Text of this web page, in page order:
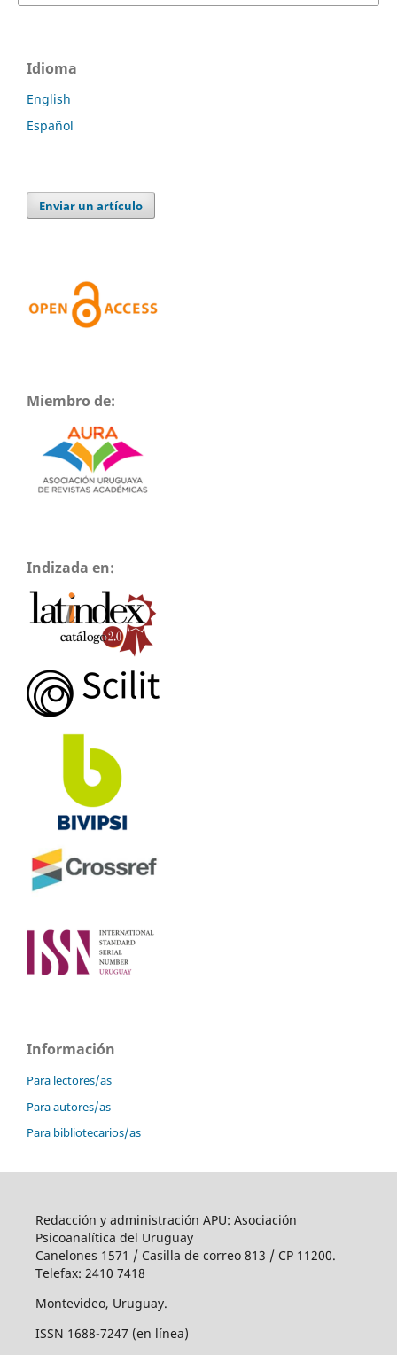
Idioma
English
Español
Enviar un artículo
Miembro de:
Indizada en:
Información
Para lectores/as
Para autores/as
Para bibliotecarios/as
Redacción y administración APU: Asociación
Psicoanalítica del Uruguay
Canelones 1571 / Casilla de correo 813 / CP 11200.
Telefax: 2410 7418
Montevideo, Uruguay.
ISSN 1688-7247 (en línea)